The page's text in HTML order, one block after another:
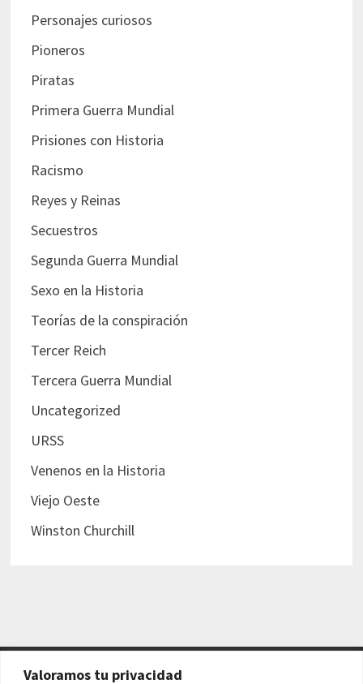
Valoramos tu privacidad
Personajes curiosos
Pioneros
Piratas
Primera Guerra Mundial
Prisiones con Historia
Racismo
Reyes y Reinas
Secuestros
Segunda Guerra Mundial
Sexo en la Historia
Teorías de la conspiración
Tercer Reich
Tercera Guerra Mundial
Uncategorized
URSS
Venenos en la Historia
Viejo Oeste
Winston Churchill